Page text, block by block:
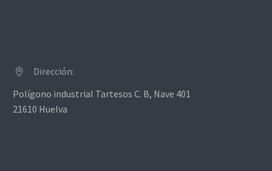


Dirección:
Polígono industrial Tartesos C. B, Nave 401
21610 Huelva